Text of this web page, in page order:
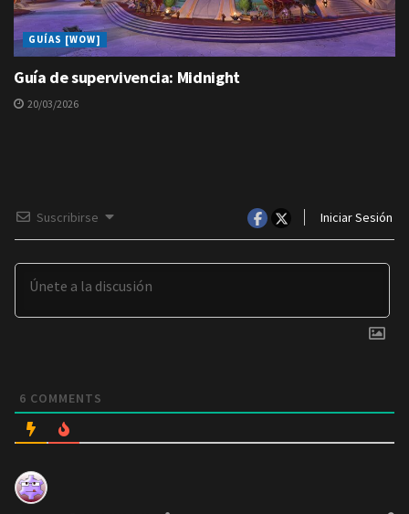
GUÍAS [WOW]
Guía de supervivencia: Midnight
20/03/2026
Suscribirse Iniciar Sesión
6 COMMENTS